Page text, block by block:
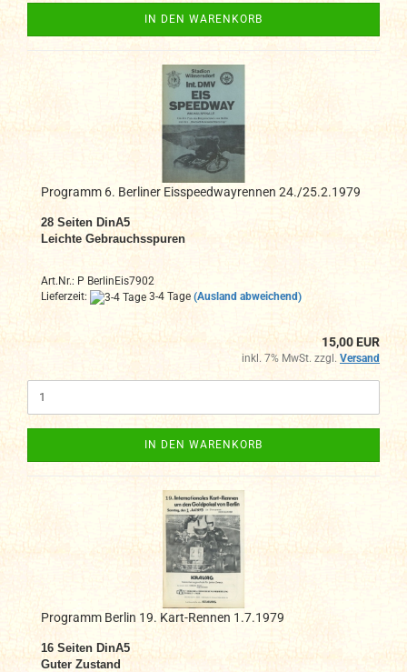
IN DEN WARENKORB
Programm 6. Berliner Eisspeedwayrennen 24./25.2.1979
28 Seiten DinA5
Leichte Gebrauchsspuren
Art.Nr.: P BerlinEis7902
Lieferzeit:
3-4 Tage (Ausland abweichend)
15,00 EUR
inkl. 7% MwSt. zzgl. Versand
IN DEN WARENKORB
Programm Berlin 19. Kart-Rennen 1.7.1979
16 Seiten DinA5
Guter Zustand